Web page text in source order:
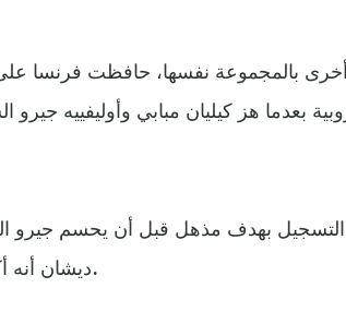
بالمجموعة نفسها، حافظت فرنسا على
التسجيل بهدف مذهل قبل أن يحسم جيرو
ديشان أنه أكثر من مجرد خيار ثالث في الهجوم.